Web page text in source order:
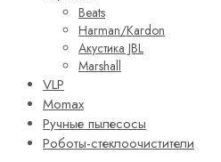
Beats
Harman/Kardon
Акустика JBL
Marshall
VLP
Momax
Ручные пылесосы
Роботы-стеклоочистители